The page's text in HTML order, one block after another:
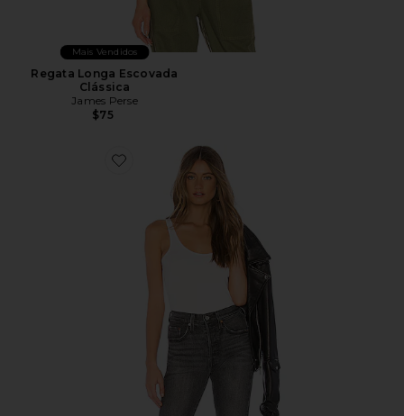
Mais Vendidos
Regata Longa Escovada
Clássica
James Perse
$75
Favorite The Daily Racer Tank